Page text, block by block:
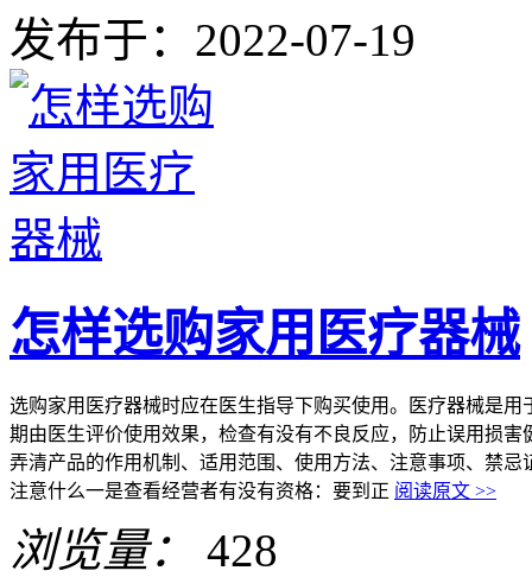
发布于：2022-07-19
怎样选购家用医疗器械
选购家用医疗器械时应在医生指导下购买使用。医疗器械是
期由医生评价使用效果，检查有没有不良反应，防止误用损
弄清产品的作用机制、适用范围、使用方法、注意事项、禁
注意什么一是查看经营者有没有资格：要到正 阅读原文 >>
浏览量：
428